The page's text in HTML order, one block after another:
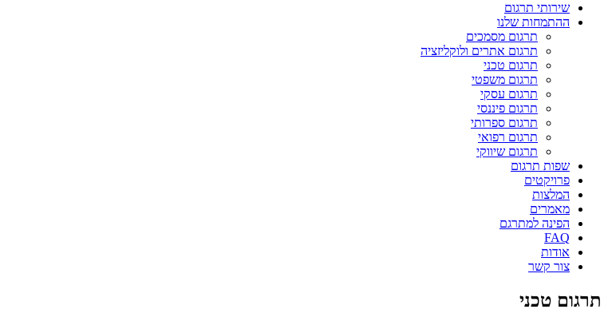
שירותי תרגום
ההתמחות שלנו
תרגום מסמכים
תרגום אתרים ולוקליזציה
תרגום טכני
תרגום משפטי
תרגום עסקי
תרגום פיננסי
תרגום ספרותי
תרגום רפואי
תרגום שיווקי
שפות תרגום
פרויקטים
המלצות
מאמרים
הפינה למתרגם
FAQ
אודות
צור קשר
תרגום טכני